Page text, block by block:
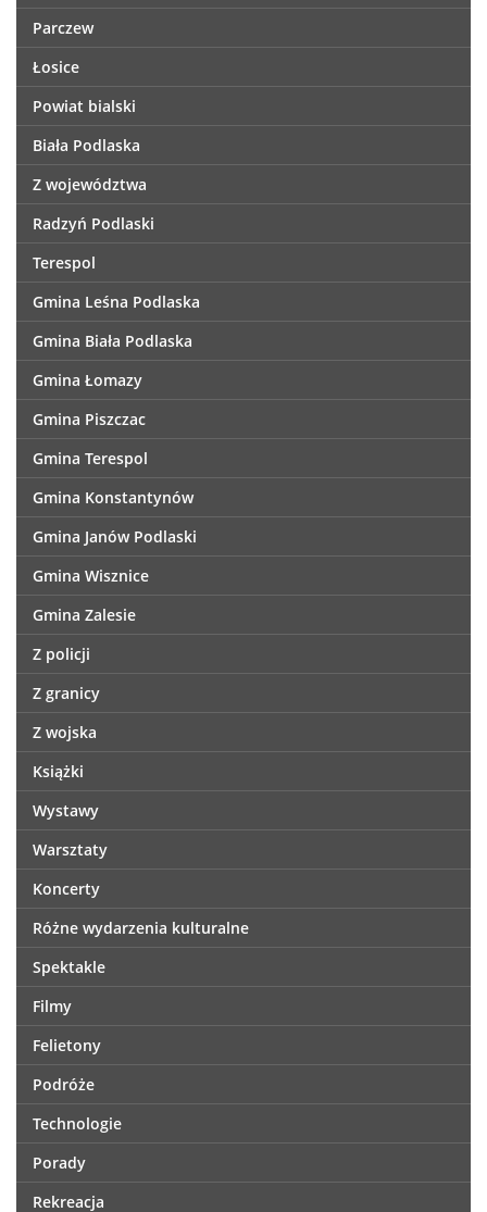
Parczew
Łosice
Powiat bialski
Biała Podlaska
Z województwa
Radzyń Podlaski
Terespol
Gmina Leśna Podlaska
Gmina Biała Podlaska
Gmina Łomazy
Gmina Piszczac
Gmina Terespol
Gmina Konstantynów
Gmina Janów Podlaski
Gmina Wisznice
Gmina Zalesie
Z policji
Z granicy
Z wojska
Książki
Wystawy
Warsztaty
Koncerty
Różne wydarzenia kulturalne
Spektakle
Filmy
Felietony
Podróże
Technologie
Porady
Rekreacja